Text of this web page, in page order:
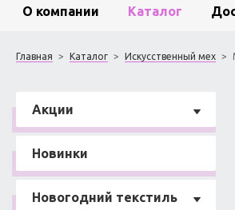
О компании Каталог
Главная > Каталог > Искусственный мех >
Акции
Новинки
Новогодний текстиль